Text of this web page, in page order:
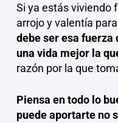
Si ya estás viviendo
arrojo y valentía
debe ser esa fuerza
una vida mejor la
razón por la que
Piensa en todo lo
puede aportarte no